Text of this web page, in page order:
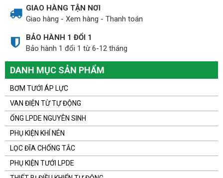
GIAO HÀNG TẬN NƠI
Giao hàng - Xem hàng - Thanh toán
BẢO HÀNH 1 ĐỔI 1
Bảo hành 1 đổi 1 từ 6-12 tháng
DANH MỤC SẢN PHẨM
BƠM TƯỚI ÁP LỰC
VAN ĐIỆN TỪ TỰ ĐỘNG
ỐNG LPDE NGUYÊN SINH
PHỤ KIỆN KHÍ NÉN
LỌC ĐĨA CHỐNG TẮC
PHỤ KIỆN TƯỚI LPDE